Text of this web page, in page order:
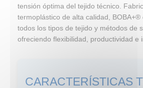
tensión óptima del tejido técnico.
termoplástico de alta calidad, BOBA+®
todos los tipos de tejido y métodos de
ofreciendo flexibilidad, productividad e
CARACTERÍSTICAS